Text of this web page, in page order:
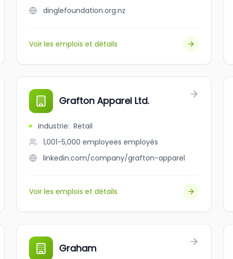
dinglefoundation.org.nz
Voir les emplois et détails
Grafton Apparel Ltd.
Industrie: Retail
1,001-5,000 employees employés
linkedin.com/company/grafton-apparel
Voir les emplois et détails
Graham